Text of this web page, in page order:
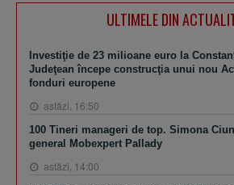
ULTIMELE DIN
Investiţie de 23 milioane euro la
Judeţean începe construcţia unui nou
fonduri europene
astăzi, 16:50
100 Tineri manageri de top. Simona
general Mobexpert Pallady
astăzi, 14:00